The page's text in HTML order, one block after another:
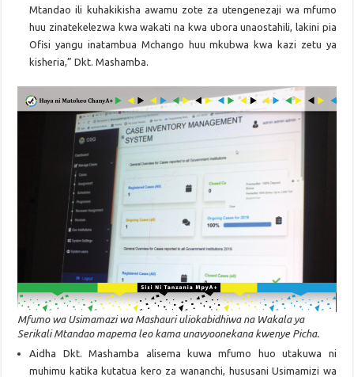
Mtandao ili kuhakikisha awamu zote za utengenezaji wa mfumo
huu zinatekelezwa kwa wakati na kwa ubora unaostahili, lakini pia
Ofisi yangu inatambua Mchango huu mkubwa kwa kazi zetu ya
kisheria,” Dkt. Mashamba.
Mfumo wa Usimamazi wa Mashauri uliokabidhiwa na Wakala ya
Serikali Mtandao mapema leo kama unavyoonekana kwenye Picha.
Aidha Dkt. Mashamba alisema kuwa mfumo huo utakuwa ni
muhimu katika kutatua kero za wananchi, hususani Usimamizi wa